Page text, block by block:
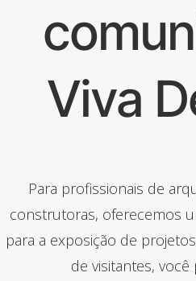
Viva
Para profissionais de
construtoras, oferecemos
para a exposição de
de visitantes,